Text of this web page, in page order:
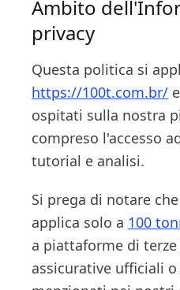
Ambito
privacy
Questa politica si
https://100t.com.br/
ospitati sulla nostra
compreso l'accesso
tutorial e analisi.
Si prega di notare
applica solo a 100
a piattaforme di
assicurative ufficiali